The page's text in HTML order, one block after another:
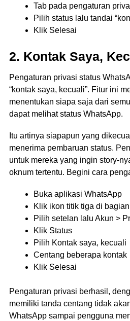
Tab pada pengaturan
Pilih status lalu tandai
Klik Selesai
2. Kontak Saya,
Pengaturan privasi status
“kontak saya, kecuali”. Fitur ini
menentukan siapa saja dari
dapat melihat status WhatsApp.
Itu artinya siapapun yang
menerima pembaruan status.
untuk mereka yang ingin story-
oknum tertentu. Begini cara
Buka aplikasi WhatsApp
Klik ikon titik tiga di
Pilih setelan lalu Akun >
Klik Status
Pilih Kontak saya, kecuali
Centang beberapa kontak
Klik Selesai
Pengaturan privasi berhasil,
memiliki tanda centang tidak
WhatsApp sampai pengguna